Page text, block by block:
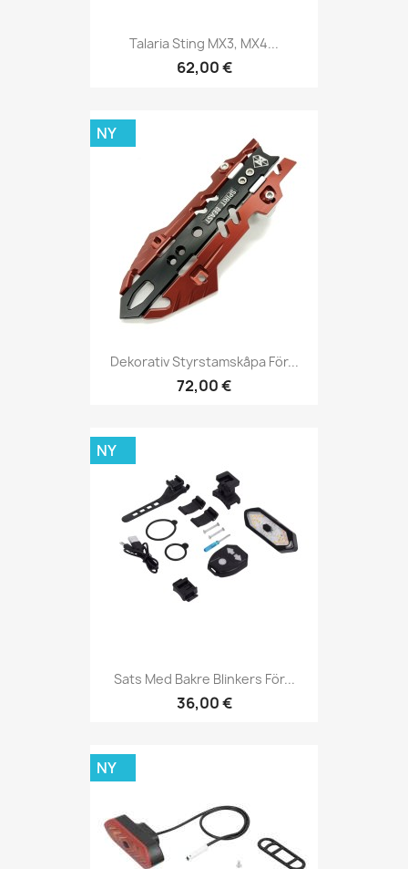
Talaria Sting MX3, MX4...
62,00 €
Dekorativ Styrstamskåpa För...
72,00 €
NY
Sats Med Bakre Blinkers För...
36,00 €
NY
NY